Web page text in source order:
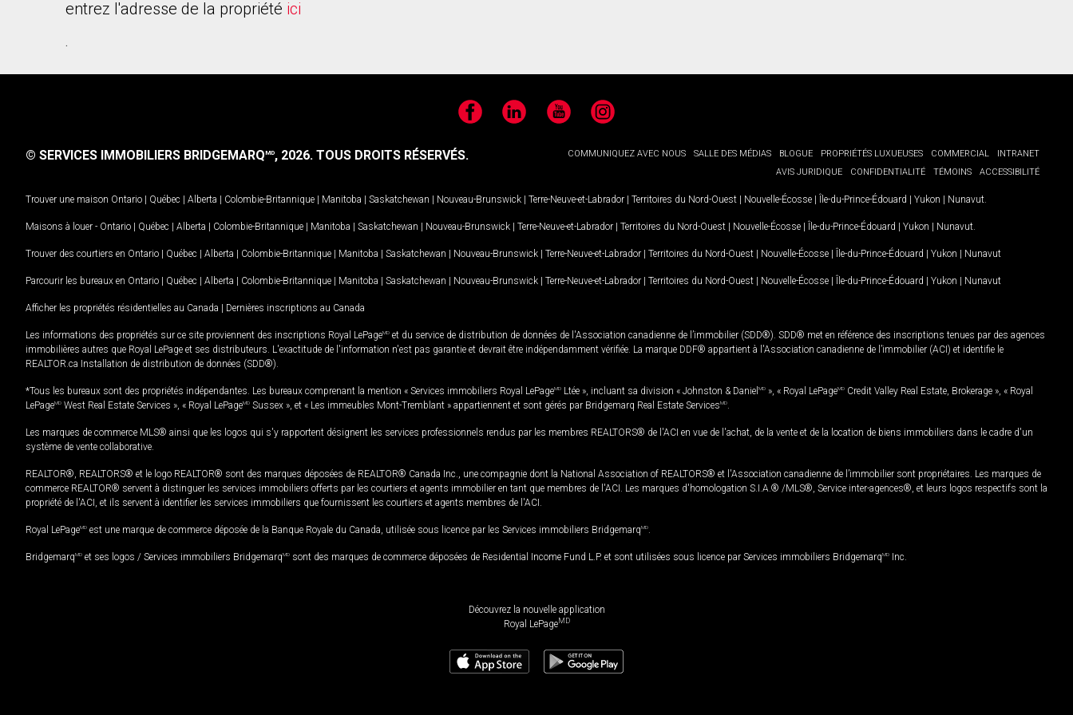
entrez l'adresse de la propriété ici
.
FacebookLinkedIn YouTubeInstagram
COMMUNIQUEZ AVEC NOUS SALLE DES MÉDIAS BLOGUE PROPRIÉTÉS LUXUEUSES COMMERCIAL
INTRANET
AVIS JURIDIQUE
CONFIDENTIALITÉ TÉMOINS ACCESSIBILITÉ
© SERVICES IMMOBILIERS BRIDGEMARQMD, 2026. TOUS DROITS RÉSERVÉS.
Trouver une maison Ontario | Québec | Alberta | Colombie-Britannique | Manitoba | Saskatchewan | Nouveau-Brunswick | Terre-Neuve-et-Labrador | Territoires du Nord-Ouest | Nouvelle-Écosse | Île-du-Prince-Édouard | Yukon | Nunavut
Maisons à louer - Ontario | Québec | Alberta | Colombie-Britannique | Manitoba | Saskatchewan | Nouveau-Brunswick | Terre-Neuve-et-Labrador | Territoires du Nord-Ouest | Nouvelle-Écosse | Île-du-Prince-Édouard | Yukon | Nunavut
Trouver des courtiers en Ontario | Québec | Alberta | Colombie-Britannique | Manitoba | Saskatchewan | Nouveau-Brunswick | Terre-Neuve-et-Labrador | Territoires du Nord-Ouest | Nouvelle-Écosse | Île-du-Prince-Édouard | Yukon | Nunavut
Parcourir les bureaux en Ontario | Québec | Alberta | Colombie-Britannique | Manitoba | Saskatchewan | Nouveau-Brunswick | Terre-Neuve-et-Labrador | Territoires du Nord-Ouest | Nouvelle-Écosse | Île-du-Prince-Édouard | Yukon | Nunavut
Afficher les propriétés résidentielles au Canada | Dernières inscriptions au Canada
Les informations des propriétés sur ce site proviennent des inscriptions Royal LePageMD et du service de distribution de données de l'Association canadienne de l’immobilier (SDD®). SDD® met en référence des inscriptions tenues par des agences
immobilières autres que Royal LePage et ses distributeurs. L'exactitude de l'information n'est pas garantie et devrait être indépendamment vérifiée. La marque DDF® appartient à l'Association canadienne de l’immobilier (ACI) et identifie le
REALTOR.ca Installation de distribution de données (SDD®).
*Tous les bureaux sont des propriétés indépendantes. Les bureaux comprenant la mention « Services immobiliers Royal LePageMD Ltée », incluant sa division « Johnston & Daniel MD », « Royal LePageMD Credit Valley Real Estate, Brokerage », « Royal
LePageMD West Real Estate Services », « Royal LePageMD Sussex », et « Les immeubles Mont-Tremblant » appartiennent et sont gérés par Bridgemarq Real Estate ServicesMD
Les marques de commerce MLS® ainsi que les logos qui s'y rapportent désignent les services professionnels rendus par les membres REALTORS® de l'ACI en vue de l'achat, de la vente et de la location de biens immobiliers dans le cadre d'un
système de vente collaborative.
REALTOR®, REALTORS® et le logo REALTOR® sont des marques déposées de REALTOR® Canada Inc., une compagnie dont la National Association of REALTORS® et l'Association canadienne de l’immobilier sont propriétaires. Les marques de
commerce REALTOR® servent à distinguer les services immobiliers offerts par les courtiers et agents immobilier en tant que membres de l'ACI. Les marques d'homologation S.I.A.® /MLS®, Service inter-agences®, et leurs logos respectifs sont la
propriété de l'ACI, et ils servent à identifier les services immobiliers que fournissent les courtiers et agents membres de l'ACI.
Royal LePageMD est une marque de commerce déposée de la Banque Royale du Canada, utilisée sous licence par les Services immobiliers BridgemarqMD
BridgemarqMD et ses logos / Services immobiliers BridgemarqMD sont des marques de commerce déposées de Residential Income Fund L.P. et sont utilisées sous licence par Services immobiliers BridgemarqMD Inc.
Découvrez la nouvelle application
Royal LePageMD